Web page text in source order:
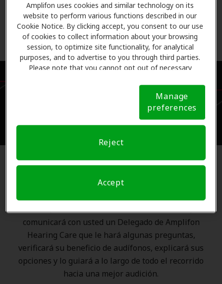
Amplifon uses cookies and similar technology on its
website to perform various functions described in our
Cookie Notice. By clicking accept, you consent to our use
of cookies to collect information about your browsing
session, to optimize site functionality, for analytical
purposes, and to advertise to you through third parties.
Please note that you cannot opt out of necessary
Notice (link here below). If you are using an opt-out
preference signal, we will honor that signal. Cookie
Manage
preferences
Reject
Accept
Enviar
Llame para aprender más
(866) 509-1408
¿Tiene cobertura para los audífonos?
anterior; sólo toma un minuto. En un día hábil, se
comunicará con usted un Delegado de Amplifon
Hearing Care que le hará algunas preguntas,
verificará su beneficio de audífonos, explicará sus
opciones y lo guiará a lo largo de todo el recorrido
hacia una mejor audición.